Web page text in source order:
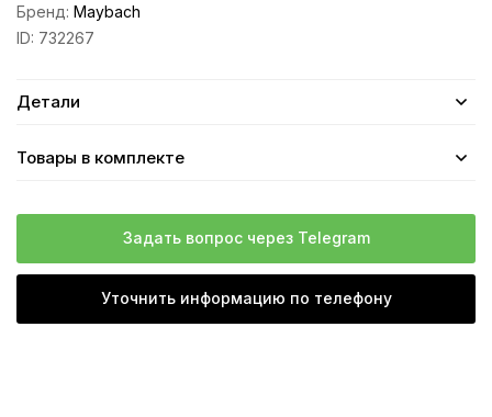
Бренд: Maybach
ID: 732267
Детали
Товары в комплекте
Задать вопрос через Telegram
Уточнить информацию по телефону